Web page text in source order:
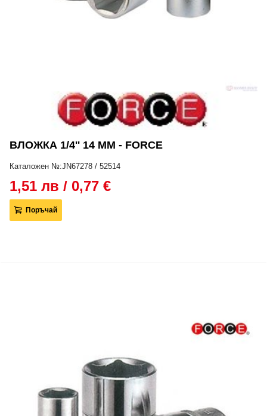
ВЛОЖКА 1/4'' 14 ММ - FORCE
Каталожен №:JN67278 / 52514
1,51 лв / 0,77 €
Поръчай